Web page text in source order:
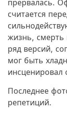
прервалась.
считается
жизнь, смерть
ряд версий,
мог быть
инсценировал
Последнее
репетиций.